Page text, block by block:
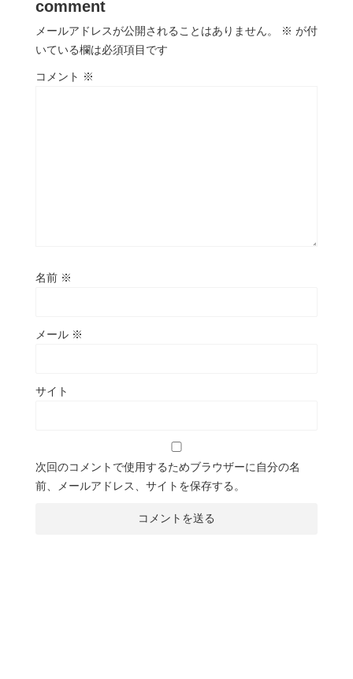
comment
メールアドレスが公開されることはありません。 ※ が付
いている欄は必須項目です
コメント ※
名前 ※
メール ※
サイト
次回のコメントで使用するためブラウザーに自分の名
前、メールアドレス、サイトを保存する。